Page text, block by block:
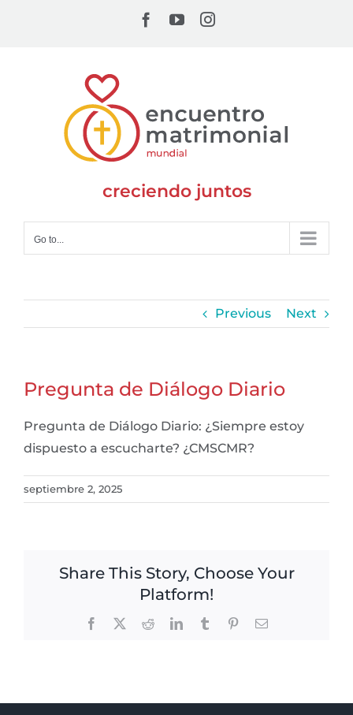
Facebook
YouTubeInstagram
creciendo juntos
Go to...
Previous Next
Pregunta de Diálogo Diario
Pregunta de Diálogo Diario: ¿Siempre estoy
dispuesto a escucharte? ¿CMSCMR?
septiembre 2, 2025
Share This Story, Choose Your
Platform!
Facebook RedditLinkedInTumblr PinterestEmail